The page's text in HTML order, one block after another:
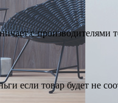
с
если товар будет не